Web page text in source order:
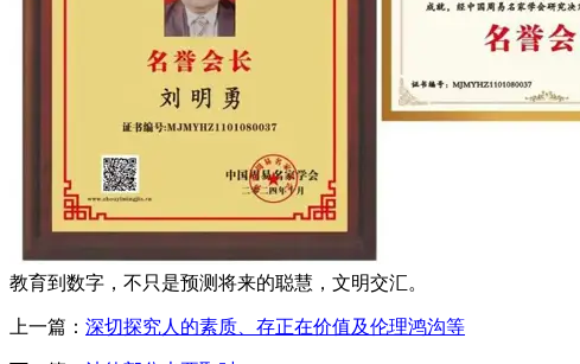
教育到数字，不只是预测将来的聪慧，文明交汇。
上一篇： 深切探究人的素质、存正在价值及伦理鸿沟等